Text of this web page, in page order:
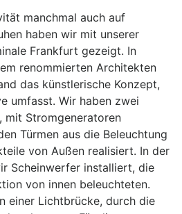
manchmal auch auf
haben wir mit unserer
Frankfurt gezeigt. In
renommierten Architekten
das künstlerische Konzept,
umfasst. Wir haben zwei
mit Stromgeneratoren
Türmen aus die Beleuchtung
von Außen realisiert. In der
Scheinwerfer installiert, die
von innen beleuchteten.
einer Lichtbrücke, durch die